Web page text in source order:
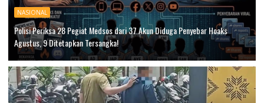
NASIONAL
Polisi Periksa 28 Pegiat Medsos dari 37 Akun Diduga Penyebar Hoaks
Agustus, 9 Ditetapkan Tersangka!